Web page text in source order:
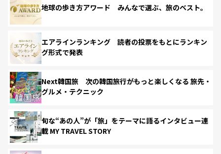
地球の歩き方アワード みんなで選ぶ、旅のベスト。
エアラインランキング 読者の投票をもとにランキン
グ形式で発表
Next韓国旅 次の韓国旅行がもっと楽しくなる 旅先・
グルメ・テクニック
旬な“あの人”が「旅」をテーマに語るインタビュー連
載 MY TRAVEL STORY